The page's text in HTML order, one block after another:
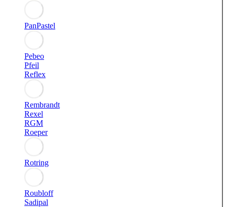
PanPastel
Pebeo
Pfeil
Reflex
Rembrandt
Rexel
RGM
Roeper
Rotring
Roubloff
Sadipal